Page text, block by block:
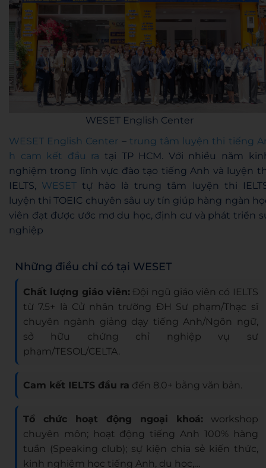
WESET English Center
WESET English Center – trung tâm luyện thi tiếng
h cam kết đầu ra tại TP HCM. Với nhiều năm
nghiệm trong lĩnh vực đào tạo tiếng Anh và luyện
IELTS, WESET tự hào là trung tâm luyện thi
luyện thi TOEIC chuyên sâu uy tín giúp hàng ngàn
viên đạt được ước mơ du học, định cư và phát triển
nghiệp
Những điều chỉ có tại WESET
Chất lượng giáo viên:Đội ngũ giáo viên có IELTS
từ 7.5+ là Cử nhân trường ĐH Sư phạm/Thạc sĩ
chuyên ngành giảng dạy tiếng Anh/Ngôn ngữ,
sở hữu chứng chỉ nghiệp vụ sư
phạm/TESOL/CELTA.
Cam kết IELTS đầu ra đến 8.0+ bằng văn bản.
Tổ chức hoạt động ngoại khoá:workshop
chuyên môn; hoạt động tiếng Anh 100% hàng
tuần (Speaking club); sự kiện chia sẻ kiến thức,
kinh nghiệm học tiếng Anh, du học,…